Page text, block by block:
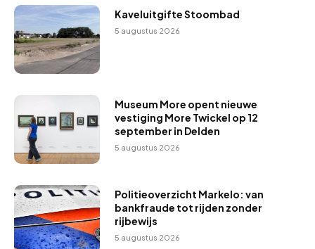
Kaveluitgifte Stoombad
5 augustus 2026
Museum More opent nieuwe
vestiging More Twickel op 12
september in Delden
5 augustus 2026
Politieoverzicht Markelo: van
bankfraude tot rijden zonder
rijbewijs
5 augustus 2026